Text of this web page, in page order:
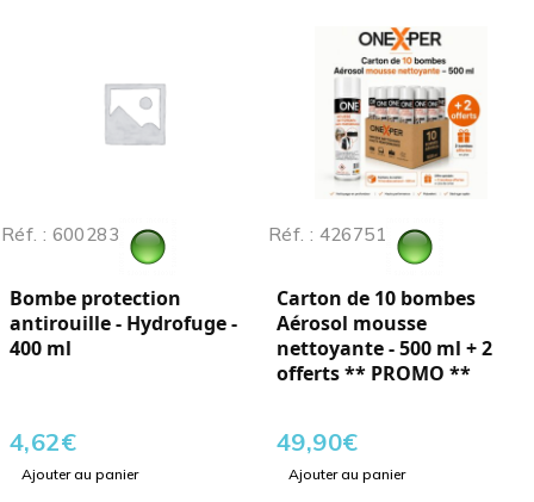
Réf. : 600283
Bombe protection
antirouille - Hydrofuge -
400 ml
4,62€
Ajouter au panier
Réf. : 426751
Carton de 10 bombes
Aérosol mousse
nettoyante - 500 ml + 2
offerts ** PROMO **
49,90€
Ajouter au panier